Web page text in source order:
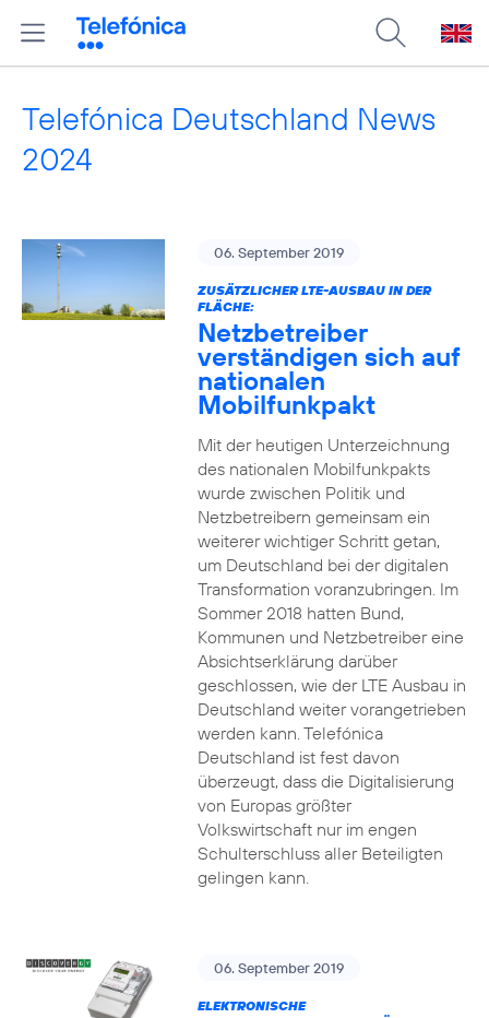
Telefónica Deutschland News
2024
06. September 2019
ZUSÄTZLICHER LTE-AUSBAU IN DER
FLÄCHE:
Netzbetreiber
verständigen sich auf
nationalen
Mobilfunkpakt
Mit der heutigen Unterzeichnung
des nationalen Mobilfunkpakts
wurde zwischen Politik und
Netzbetreibern gemeinsam ein
weiterer wichtiger Schritt getan,
um Deutschland bei der digitalen
Transformation voranzubringen. Im
Sommer 2018 hatten Bund,
Kommunen und Netzbetreiber eine
Absichtserklärung darüber
geschlossen, wie der LTE Ausbau in
Deutschland weiter vorangetrieben
werden kann. Telefónica
Deutschland ist fest davon
überzeugt, dass die Digitalisierung
von Europas größter
Volkswirtschaft nur im engen
Schulterschluss aller Beteiligten
gelingen kann.
06. September 2019
ELEKTRONISCHE